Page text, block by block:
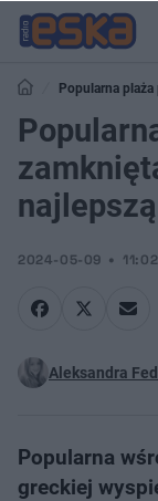
Popularna
świecie
2024-05-09 11:02
Aleksandra
Popularna
greckiej